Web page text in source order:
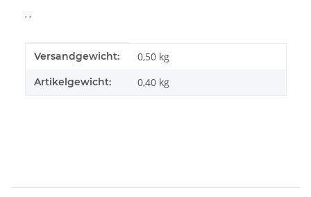
, ,
Produkteigenschaft
Wert
Versandgewicht: 0,50 kg
Artikelgewicht: 0,40 kg